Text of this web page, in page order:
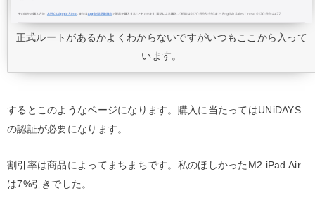
正式ルートがあるかよくわからないですがいつもここから入って
います。
するとこのようなページになります。購入に当たってはUNiDAYS
の認証が必要になります。
割引率は商品によってまちまちです。私のほしかったM2 iPad Air
は7%引きでした。